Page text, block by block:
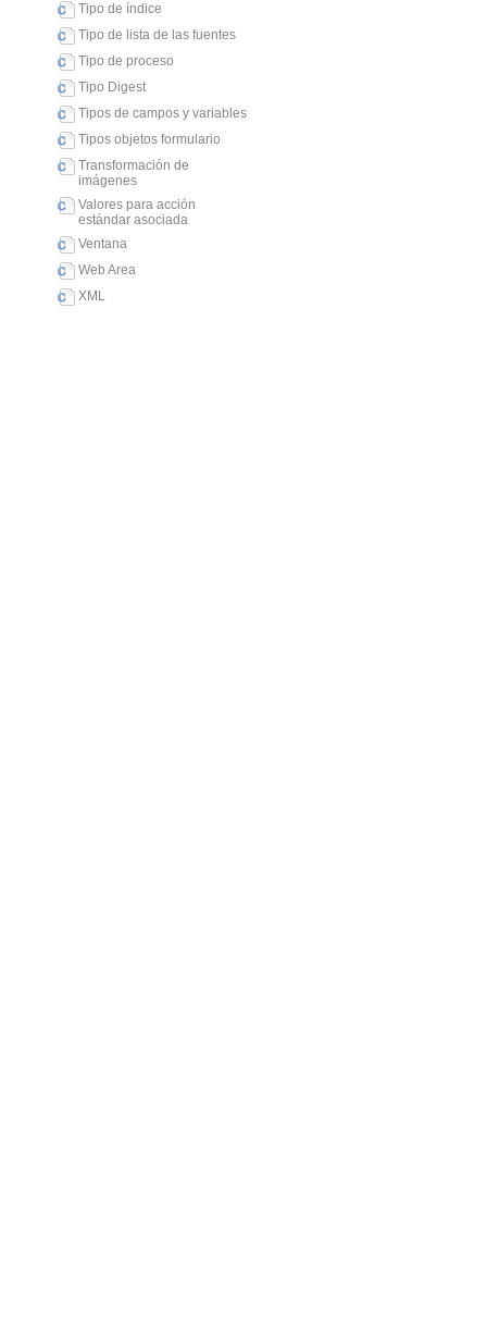
Tipo de índice
Tipo de lista de las fuentes
Tipo de proceso
Tipo Digest
Tipos de campos y variables
Tipos objetos formulario
Transformación de
imágenes
Valores para acción
estándar asociada
Ventana
Web Area
XML